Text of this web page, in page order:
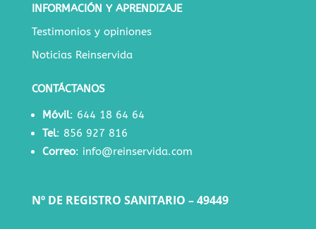
INFORMACIÓN Y APRENDIZAJE
Testimonios y opiniones
Noticias Reinservida
CONTÁCTANOS
Móvil: 644 18 64 64
Tel: 856 927 816
Correo: info@reinservida.com
Nº DE REGISTRO SANITARIO – 49449